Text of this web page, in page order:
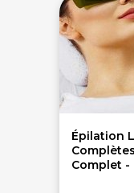
Épilation
Complet -